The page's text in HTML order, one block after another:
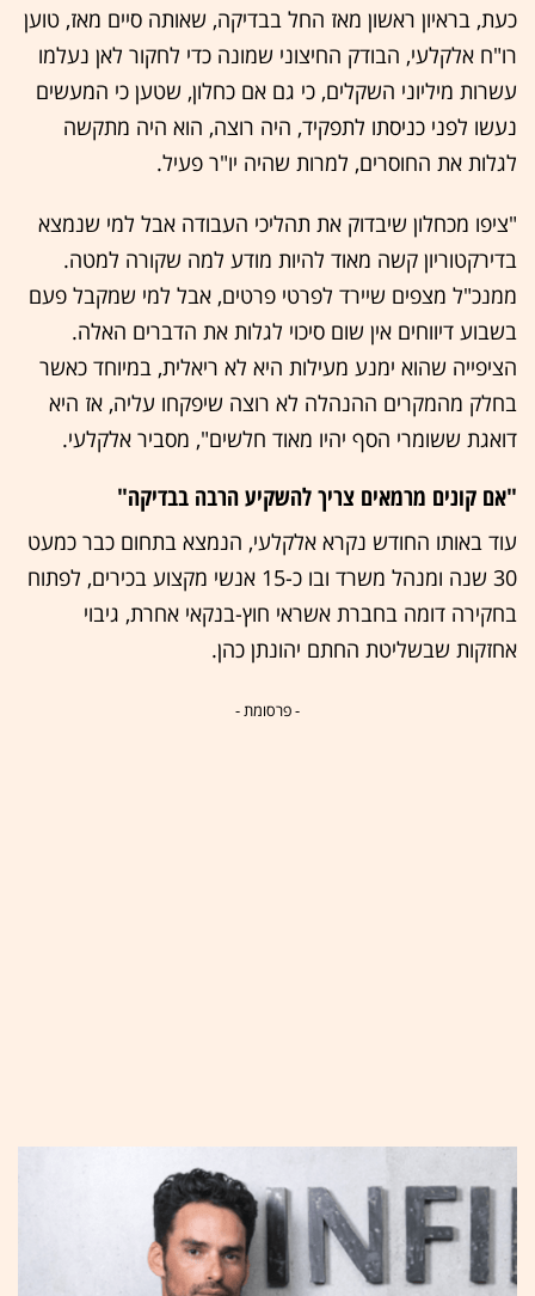
כעת, בראיון ראשון מאז החל בבדיקה, שאותה סיים מאז, טוען
רו"ח אלקלעי, הבודק החיצוני שמונה כדי לחקור לאן נעלמו
עשרות מיליוני השקלים, כי גם אם כחלון, שטען כי המעשים
נעשו לפני כניסתו לתפקיד, היה רוצה, הוא היה מתקשה
לגלות את החוסרים, למרות שהיה יו"ר פעיל.
"ציפו מכחלון שיבדוק את תהליכי העבודה אבל למי שנמצא
בדירקטוריון קשה מאוד להיות מודע למה שקורה למטה.
ממנכ"ל מצפים שיירד לפרטי פרטים, אבל למי שמקבל פעם
בשבוע דיווחים אין שום סיכוי לגלות את הדברים האלה.
הציפייה שהוא ימנע מעילות היא לא ריאלית, במיוחד כאשר
בחלק מהמקרים ההנהלה לא רוצה שיפקחו עליה, אז היא
דואגת ששומרי הסף יהיו מאוד חלשים", מסביר אלקלעי.
"אם קונים מרמאים צריך להשקיע הרבה בבדיקה"
עוד באותו החודש נקרא אלקלעי, הנמצא בתחום כבר כמעט
30 שנה ומנהל משרד ובו כ-15 אנשי מקצוע בכירים, לפתוח
בחקירה דומה בחברת אשראי חוץ-בנקאי אחרת, גיבוי
אחזקות שבשליטת החתם יהונתן כהן.
- פרסומת -